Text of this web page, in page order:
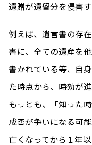
遺贈が遺留分を侵害
例えば、遺言書の存
書に、全ての遺産を
書かれている等、自
た時点から、時効が
もっとも、「知った
成否が争いになる可
亡くなってから１年